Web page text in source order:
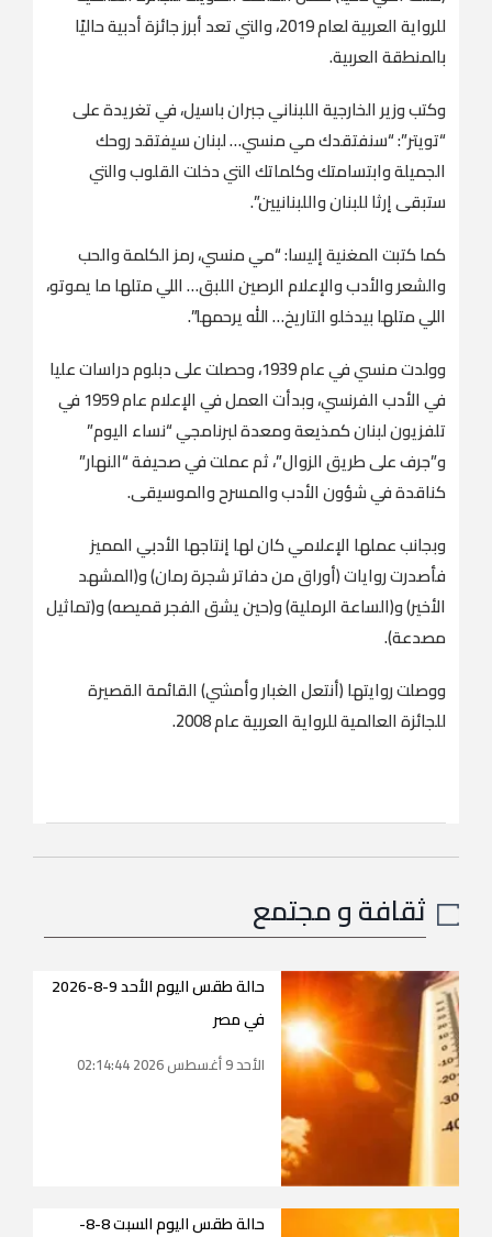
للرواية العربية لعام 2019، والتي تعد أبرز جائزة أدبية حاليًا
بالمنطقة العربية.
وكتب وزير الخارجية اللبناني جبران باسيل، في تغريدة على
“تويتر”: “سنفتقدك مي منسي… لبنان سيفتقد روحك
الجميلة وابتسامتك وكلماتك التي دخلت القلوب والتي
ستبقى إرثا للبنان واللبنانيين”.
كما كتبت المغنية إليسا: “مي منسي، رمز الكلمة والحب
والشعر والأدب والإعلام الرصين اللبق… اللي متلها ما يموتو،
اللي متلها بيدخلو التاريخ… الله يرحمها”.
وولدت منسي في عام 1939، وحصلت على دبلوم دراسات عليا
في الأدب الفرنسي، وبدأت العمل في الإعلام عام 1959 في
تلفزيون لبنان كمذيعة ومعدة لبرنامجي “نساء اليوم”
و”جرف على طريق الزوال”، ثم عملت في صحيفة “النهار”
كناقدة في شؤون الأدب والمسرح والموسيقى.
وبجانب عملها الإعلامي كان لها إنتاجها الأدبي المميز
فأصدرت روايات (أوراق من دفاتر شجرة رمان) و(المشهد
الأخير) و(الساعة الرملية) و(حين يشق الفجر قميصه) و(تماثيل
مصدعة).
ووصلت روايتها (أنتعل الغبار وأمشي) القائمة القصيرة
للجائزة العالمية للرواية العربية عام 2008.
ثقافة و مجتمع
حالة طقس اليوم الأحد 9-8-2026
في مصر
الأحد 9 أغسطس 2026 02:14:44
حالة طقس اليوم السبت 8-8-